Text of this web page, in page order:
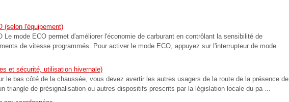
(selon l'équipement)
Le mode ECO permet d'améliorer l'économie de carburant en contrôlant la sensibilité de
de vitesse programmés. Pour activer le mode ECO, appuyez sur l'interrupteur de mode
et sécurité, utilisation hivernale)
le bas côté de la chaussée, vous devez avertir les autres usagers de la route de la présence de
triangle de présignalisation ou autres dispositifs prescrits par la législation locale du pa ...